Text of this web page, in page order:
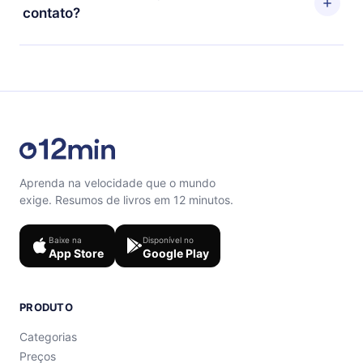
quiz de perguntas para te ajudar a fixar o conteúdo no
próximo ciclo de cobrança não ocorrerá.
contato?
Sinta-se livre para entrar em contato por
Aprenda na velocidade que o mundo
exige. Resumos de livros em 12 minutos.
Baixe na
App Store
Disponível no
Google Play
PRODUTO
Categorias
Preços